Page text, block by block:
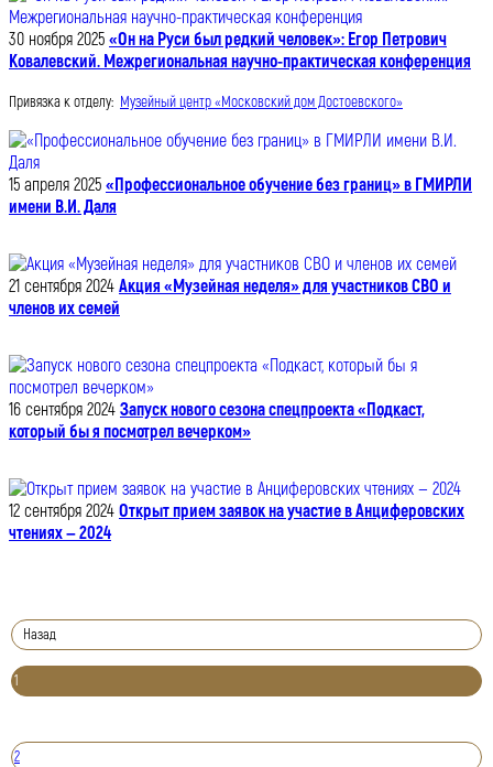
30 ноября 2025 «Он на Руси был редкий человек»: Егор Петрович
Ковалевский. Межрегиональная научно-практическая конференция
Привязка к отделу: Музейный центр «Московский дом Достоевского»
15 апреля 2025 «Профессиональное обучение без границ» в ГМИРЛИ
имени В.И. Даля
21 сентября 2024 Акция «Музейная неделя» для участников СВО и
членов их семей
16 сентября 2024 Запуск нового сезона спецпроекта «Подкаст,
который бы я посмотрел вечерком»
12 сентября 2024 Открыт прием заявок на участие в Анциферовских
чтениях — 2024
Назад
1
2